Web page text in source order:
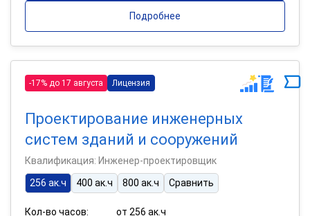
Подробнее
-17% до 17 августа Лицензия
Проектирование инженерных
систем зданий и сооружений
Квалификация: Инженер-проектировщик
256 ак.ч
400 ак.ч 800 ак.ч Сравнить
Кол-во часов: от 256 ак.ч